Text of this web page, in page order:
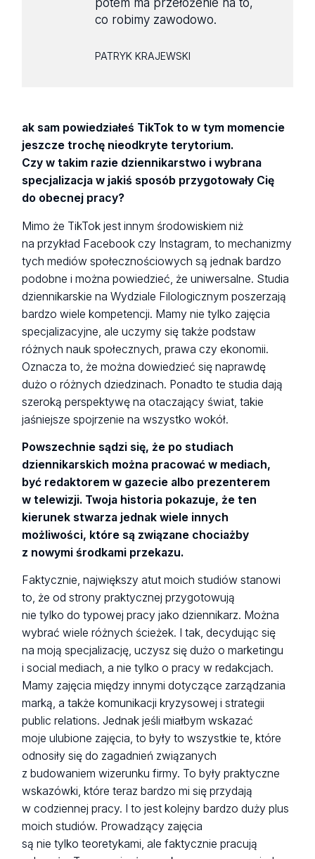
co robimy zawodowo.
PATRYK KRAJEWSKI
ak sam powiedziałeś TikTok to w tym momencie
jeszcze trochę nieodkryte terytorium.
Czy w takim razie dziennikarstwo i wybrana
specjalizacja w jakiś sposób przygotowały Cię
do obecnej pracy?
Mimo że TikTok jest innym środowiskiem niż
na przykład Facebook czy Instagram, to mechanizmy
tych mediów społecznościowych są jednak bardzo
podobne i można powiedzieć, że uniwersalne. Studia
dziennikarskie na Wydziale Filologicznym poszerzają
bardzo wiele kompetencji. Mamy nie tylko zajęcia
specjalizacyjne, ale uczymy się także podstaw
różnych nauk społecznych, prawa czy ekonomii.
Oznacza to, że można dowiedzieć się naprawdę
dużo o różnych dziedzinach. Ponadto te studia dają
szeroką perspektywę na otaczający świat, takie
jaśniejsze spojrzenie na wszystko wokół.
Powszechnie sądzi się, że po studiach
dziennikarskich można pracować w mediach,
być redaktorem w gazecie albo prezenterem
w telewizji. Twoja historia pokazuje, że ten
kierunek stwarza jednak wiele innych
możliwości, które są związane chociażby
z nowymi środkami przekazu.
Faktycznie, największy atut moich studiów stanowi
to, że od strony praktycznej przygotowują
nie tylko do typowej pracy jako dziennikarz. Można
wybrać wiele różnych ścieżek. I tak, decydując się
na moją specjalizację, uczysz się dużo o marketingu
i social mediach, a nie tylko o pracy w redakcjach.
Mamy zajęcia między innymi dotyczące zarządzania
marką, a także komunikacji kryzysowej i strategii
public relations. Jednak jeśli miałbym wskazać
moje ulubione zajęcia, to były to wszystkie te, które
odnosiły się do zagadnień związanych
z budowaniem wizerunku firmy. To były praktyczne
wskazówki, które teraz bardzo mi się przydają
w codziennej pracy. I to jest kolejny bardzo duży plus
moich studiów. Prowadzący zajęcia
są nie tylko teoretykami, ale faktycznie pracują